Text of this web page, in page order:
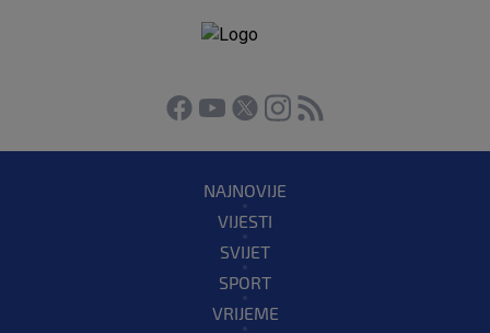
NAJNOVIJE
VIJESTI
SVIJET
SPORT
VRIJEME